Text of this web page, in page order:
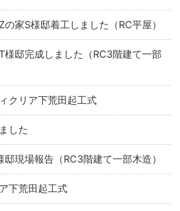
家S様邸着工しました（RC平屋）
様邸完成しました（RC3階建て一部
クリア下荒田起工式
した
邸現場報告（RC3階建て一部木造）
下荒田起工式